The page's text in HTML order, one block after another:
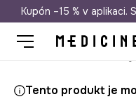
Doprava
Kupón –15 % v aplikaci.
Tento produkt je